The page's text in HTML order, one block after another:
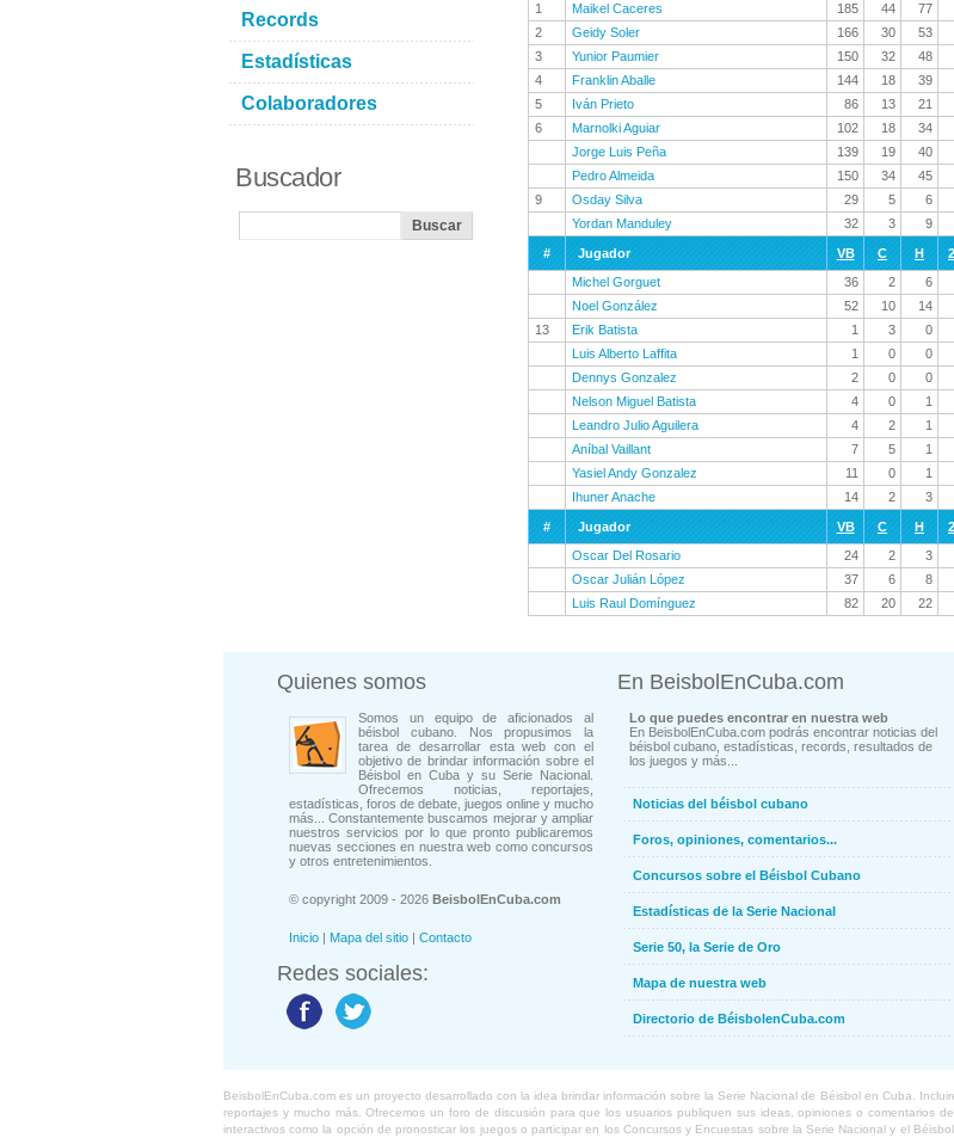
1
Maikel Caceres 185 44 77
2
Geidy Soler 166 30 53
3
Yunior Paumier 150 32 48
4
Franklin Aballe 144 18 39
5
Iván Prieto 86 13 21
6
Marnolki Aguiar 102 18 34
Jorge Luis Peña
139 19 40
Pedro Almeida
150 34 45
9
Osday Silva 29 5 6
Yordan Manduley
32 3 9
# Jugador VB C H
Michel Gorguet
36 2 6
Noel González
52 10 14
13
Erik Batista 1 3 0
Luis Alberto Laffita
1 0 0
Dennys Gonzalez
2 0 0
Nelson Miguel Batista
4 0 1
Leandro Julio Aguilera
4 2 1
Aníbal Vaillant
7 5 1
Yasiel Andy Gonzalez
11 0 1
Ihuner Anache
14 2 3
# Jugador VB C H
Oscar Del Rosario
24 2 3
Oscar Julián López
37 6 8
Luis Raul Domínguez
82 20 22
Records
Estadísticas
Colaboradores
Buscador
Quienes somos
Somos un equipo de aficionados al
béisbol cubano. Nos propusimos la
tarea de desarrollar esta web con el
objetivo de brindar información sobre el
Béisbol en Cuba y su Serie Nacional.
Ofrecemos noticias, reportajes,
estadísticas, foros de debate, juegos online y mucho
más... Constantemente buscamos mejorar y ampliar
nuestros servicios por lo que pronto publicaremos
nuevas secciones en nuestra web como concursos
y otros entretenimientos.
© copyright 2009 - 2026 BeisbolEnCuba.com
Inicio | Mapa del sitio | Contacto
Redes sociales:
En BeisbolEnCuba.com
Lo que puedes encontrar en nuestra web
En BeisbolEnCuba.com podrás encontrar noticias del
béisbol cubano, estadísticas, records, resultados de
los juegos y más...
Noticias del béisbol cubano
Foros, opiniones, comentarios...
Concursos sobre el Béisbol Cubano
Estadísticas de la Serie Nacional
Serie 50, la Serie de Oro
Mapa de nuestra web
Directorio de BéisbolenCuba.com
BeisbolEnCuba.com es un proyecto desarrollado con la idea brindar información sobre la Serie Nacional de Béisbol en Cuba.
reportajes y mucho más. Ofrecemos un foro de discusión para que los usuarios publiquen sus ideas, opiniones o comentarios
interactivos como la opción de pronosticar los juegos o participar en los Concursos y Encuestas sobre la Serie Nacional y el